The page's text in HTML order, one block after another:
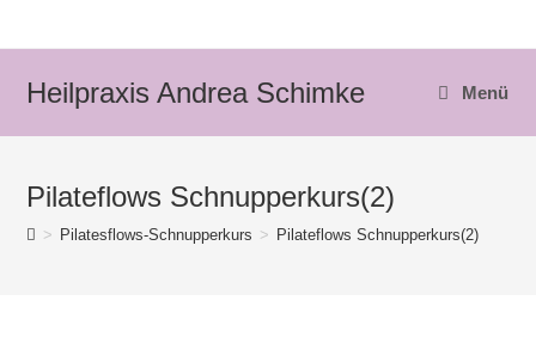
Heilpraxis Andrea Schimke Menü
Pilateflows Schnupperkurs(2)
> Pilatesflows-Schnupperkurs > Pilateflows Schnupperkurs(2)